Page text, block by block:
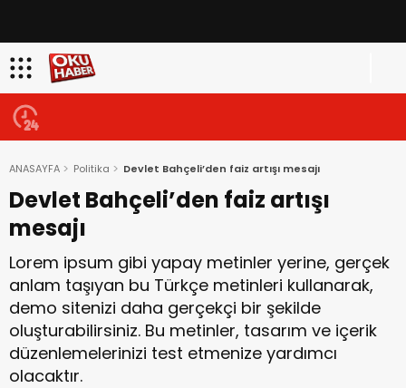
ANASAYFA Politika Devlet Bahçeli’den faiz artışı mesajı
Devlet Bahçeli’den faiz artışı
mesajı
Lorem ipsum gibi yapay metinler yerine, gerçek
anlam taşıyan bu Türkçe metinleri kullanarak,
demo sitenizi daha gerçekçi bir şekilde
oluşturabilirsiniz. Bu metinler, tasarım ve içerik
düzenlemelerinizi test etmenize yardımcı
olacaktır.